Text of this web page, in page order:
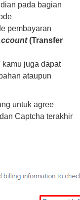
pada bagian
pembayaran
(Transfer
kamu juga dapat
ataupun
untuk agree
Captcha terakhir